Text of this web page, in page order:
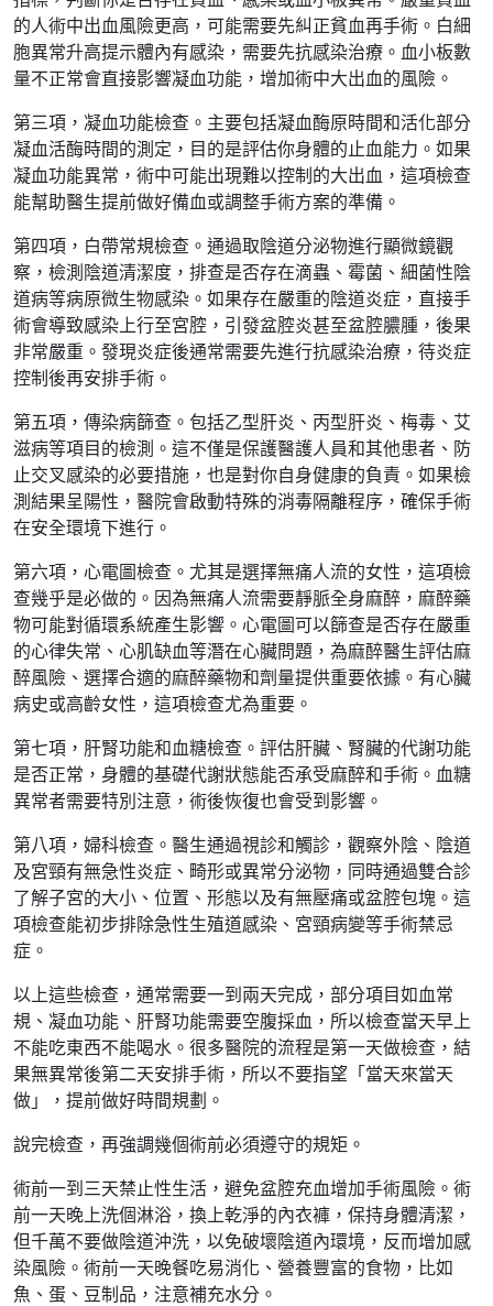
的人術中出血風險更高，可能需要先糾正貧血再手術。白細
胞異常升高提示體內有感染，需要先抗感染治療。血小板數
量不正常會直接影響凝血功能，增加術中大出血的風險。
第三項，凝血功能檢查。主要包括凝血酶原時間和活化部分
凝血活酶時間的測定，目的是評估你身體的止血能力。如果
凝血功能異常，術中可能出現難以控制的大出血，這項檢查
能幫助醫生提前做好備血或調整手術方案的準備。
第四項，白帶常規檢查。通過取陰道分泌物進行顯微鏡觀
察，檢測陰道清潔度，排查是否存在滴蟲、霉菌、細菌性陰
道病等病原微生物感染。如果存在嚴重的陰道炎症，直接手
術會導致感染上行至宮腔，引發盆腔炎甚至盆腔膿腫，後果
非常嚴重。發現炎症後通常需要先進行抗感染治療，待炎症
控制後再安排手術。
第五項，傳染病篩查。包括乙型肝炎、丙型肝炎、梅毒、艾
滋病等項目的檢測。這不僅是保護醫護人員和其他患者、防
止交叉感染的必要措施，也是對你自身健康的負責。如果檢
測結果呈陽性，醫院會啟動特殊的消毒隔離程序，確保手術
在安全環境下進行。
第六項，心電圖檢查。尤其是選擇無痛人流的女性，這項檢
查幾乎是必做的。因為無痛人流需要靜脈全身麻醉，麻醉藥
物可能對循環系統產生影響。心電圖可以篩查是否存在嚴重
的心律失常、心肌缺血等潛在心臟問題，為麻醉醫生評估麻
醉風險、選擇合適的麻醉藥物和劑量提供重要依據。有心臟
病史或高齡女性，這項檢查尤為重要。
第七項，肝腎功能和血糖檢查。評估肝臟、腎臟的代謝功能
是否正常，身體的基礎代謝狀態能否承受麻醉和手術。血糖
異常者需要特別注意，術後恢復也會受到影響。
第八項，婦科檢查。醫生通過視診和觸診，觀察外陰、陰道
及宮頸有無急性炎症、畸形或異常分泌物，同時通過雙合診
了解子宮的大小、位置、形態以及有無壓痛或盆腔包塊。這
項檢查能初步排除急性生殖道感染、宮頸病變等手術禁忌
症。
以上這些檢查，通常需要一到兩天完成，部分項目如血常
規、凝血功能、肝腎功能需要空腹採血，所以檢查當天早上
不能吃東西不能喝水。很多醫院的流程是第一天做檢查，結
果無異常後第二天安排手術，所以不要指望「當天來當天
做」，提前做好時間規劃。
說完檢查，再強調幾個術前必須遵守的規矩。
術前一到三天禁止性生活，避免盆腔充血增加手術風險。術
前一天晚上洗個淋浴，換上乾淨的內衣褲，保持身體清潔，
但千萬不要做陰道沖洗，以免破壞陰道內環境，反而增加感
染風險。術前一天晚餐吃易消化、營養豐富的食物，比如
魚、蛋、豆制品，注意補充水分。